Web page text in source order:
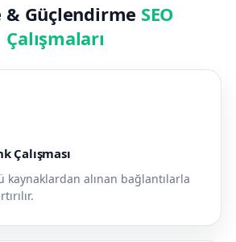
Güçlendirme SEO
Çalışmaları
Çalışması
kaynaklardan alınan bağlantılarla